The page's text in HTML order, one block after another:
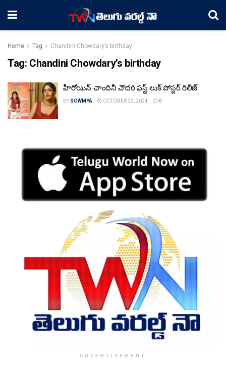
Home Tag Chandini Chowdary’s birthday
Tag: Chandini Chowdary’s birthday
హీరోయిన్ చాందినీ చౌదరి ఫస్ట్ లుక్ పోస్టర్ రిలీజ్
BY SOWMYA OCTOBER 23, 2024 0
ADVERTISEMENT